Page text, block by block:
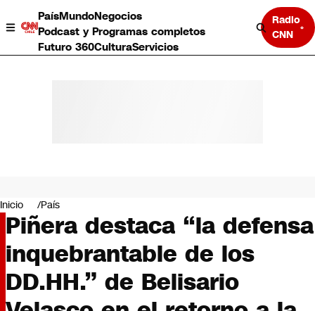
PaísMundoNegocios
Podcast y Programas completos
Futuro 360CulturaServicios
Radio
CNN
Negocios
Deportes
Programas completos
Cultura
Servicios
Bits
Inicio País
Piñera destaca “la defensa
inquebrantable de los
DD.HH.” de Belisario